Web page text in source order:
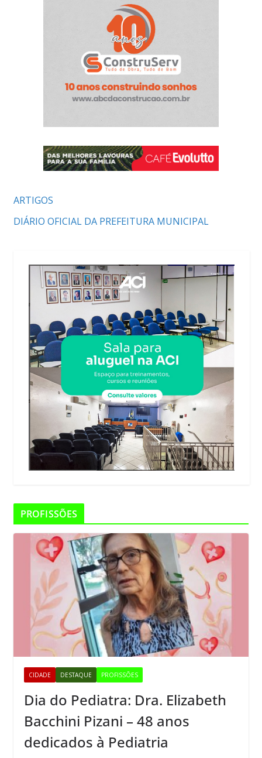
ARTIGOS
DIÁRIO OFICIAL DA PREFEITURA MUNICIPAL
PROFISSÕES
CIDADE DESTAQUE PROFISSÕES
Dia do Pediatra: Dra. Elizabeth
Bacchini Pizani – 48 anos
dedicados à Pediatria